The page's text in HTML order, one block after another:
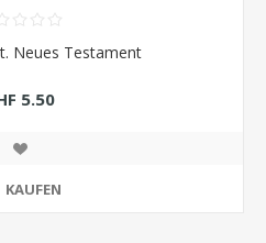
Neues Testament
5.50
KAUFEN